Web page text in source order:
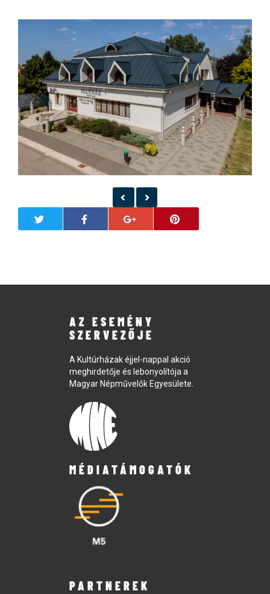
AZ ESEMÉNY
SZERVEZŐJE
A Kultúrházak éjjel-nappal akció
meghirdetője és lebonyolítója a
Magyar Népművelők Egyesülete.
MÉDIATÁMOGATÓK
PARTNEREK